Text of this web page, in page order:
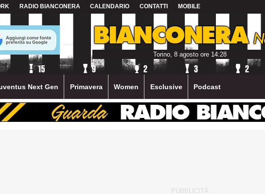
RADIO BIANCONERA CALENDARIO CONTATTI MOBILE
Torino, 8 agosto ore 14:28
Next Gen Primavera Women Esclusive Podcast